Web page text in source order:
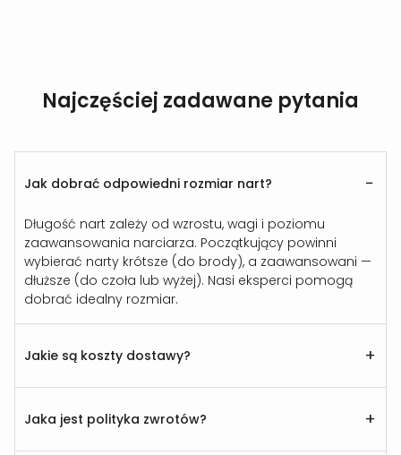
Najczęściej zadawane pytania
Jak dobrać odpowiedni rozmiar nart? −
Długość nart zależy od wzrostu, wagi i poziomu
zaawansowania narciarza. Początkujący powinni
wybierać narty krótsze (do brody), a zaawansowani —
dłuższe (do czoła lub wyżej). Nasi eksperci pomogą
dobrać idealny rozmiar.
Jakie są koszty dostawy? +
Jaka jest polityka zwrotów? +